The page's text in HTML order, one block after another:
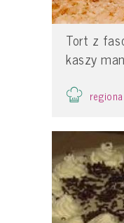
Tort z
kaszy
regiona